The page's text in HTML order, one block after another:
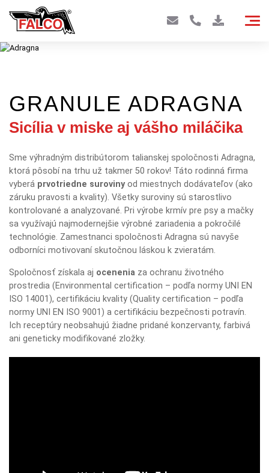
GRANULE ADRAGNA
Sicília v miske aj vášho miláčika
Sme výhradným distribútorom talianskej spoločnosti Adragna,
ktorá pôsobí na trhu už takmer 50 rokov! Táto rodinná firma
vyberá prvotriedne surovinyod miestnych dodávateľov (ako
záruku pravosti a kvality). Všetky suroviny sú starostlivo
kontrolované a analyzované. Pri výrobe krmív pre psy a mačky
sa využívajú najmodernejšie výrobné zariadenia a pokročilé
technológie. Zamestnanci spoločnosti Adragna sú navyše
odborníci motivovaní skutočnou láskou k zvieratám.
Spoločnosť získala aj ocenenia za ochranu životného
prostredia (Environmental certification – podľa normy UNI EN
ISO 14001), certifikáciu kvality (Quality certification – podľa
normy UNI EN ISO 9001) a certifikáciu bezpečnosti potravín.
Ich receptúry neobsahujú žiadne pridané konzervanty, farbivá
ani geneticky modifikované zložky.